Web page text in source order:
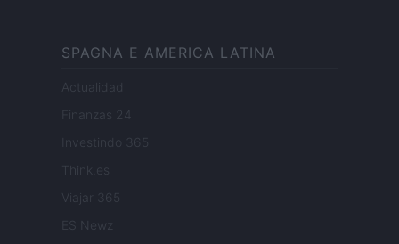
SPAGNA E AMERICA LATINA
Actualidad
Finanzas 24
Investindo 365
Think.es
Viajar 365
ES Newz